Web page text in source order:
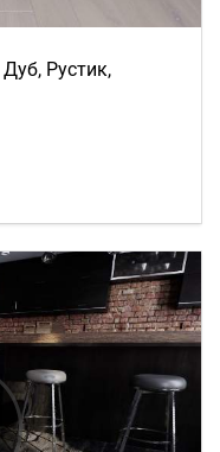
Рустик,